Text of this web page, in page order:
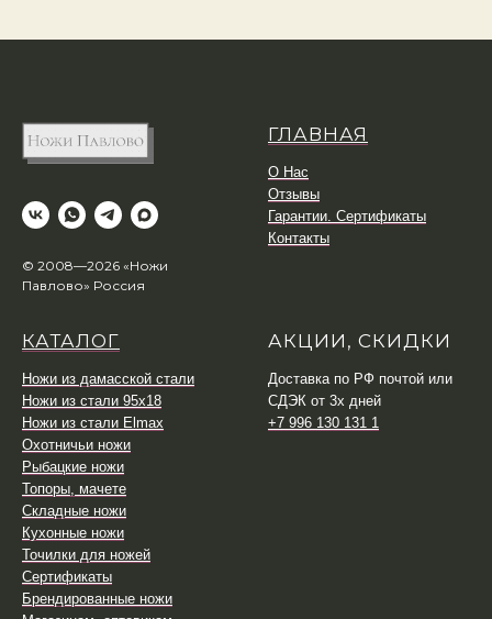
© 2008—2026 «Ножи
Павлово» Россия
ГЛАВНАЯ
О Нас
Отзывы
Гарантии. Сертификаты
Контакты
КАТАЛОГ
Ножи из дамасской стали
Ножи из стали 95х18
Ножи из стали Elmax
Охотничьи ножи
Рыбацкие ножи
Топоры, мачете
Складные ножи
Кухонные ножи
Точилки для ножей
Сертификаты
Брендированные ножи
АКЦИИ, СКИДКИ
Доставка по РФ почтой или
СДЭК от 3х дней
+7 996 130 131 1